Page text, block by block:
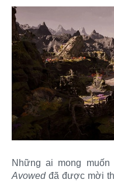
Những ai mong
Avowedđã được mời